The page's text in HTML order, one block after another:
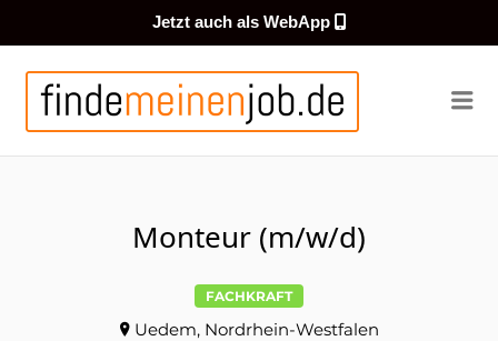
Jetzt auch als WebApp
Monteur (m/w/d)
FACHKRAFT
Uedem, Nordrhein-Westfalen